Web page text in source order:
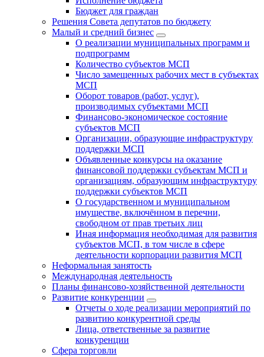
Бюджет для граждан
Решения Совета депутатов по бюджету
Малый и средний бизнес
О реализации муниципальных программ и
подпрограмм
Количество субъектов МСП
Число замещенных рабочих мест в субъектах
МСП
Оборот товаров (работ, услуг),
производимых субъектами МСП
Финансово-экономическое состояние
субъектов МСП
Организации, образующие инфраструктуру
поддержки МСП
Объявленные конкурсы на оказание
финансовой поддержки субъектам МСП и
организациям, образующим инфраструктуру
поддержки субъектов МСП
О государственном и муниципальном
имуществе, включённом в перечни,
свободном от прав третьих лиц
Иная информация необходимая для развития
субъектов МСП, в том числе в сфере
деятельности корпорации развития МСП
Неформальная занятость
Международная деятельность
Планы финансово-хозяйственной деятельности
Развитие конкуренции
Отчеты о ходе реализации мероприятий по
развитию конкурентной среды
Лица, ответственные за развитие
конкуренции
Сфера торговли